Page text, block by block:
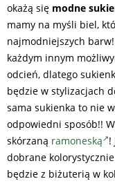
okażą się modne
mamy na myśli biel,
najmodniejszych
każdym innym
odcień, dlatego
będzie w stylizacjach
sama sukienka to nie
odpowiedni sposób!!
skórzaną ramoneską !
dobrane
będzie z biżuterią w